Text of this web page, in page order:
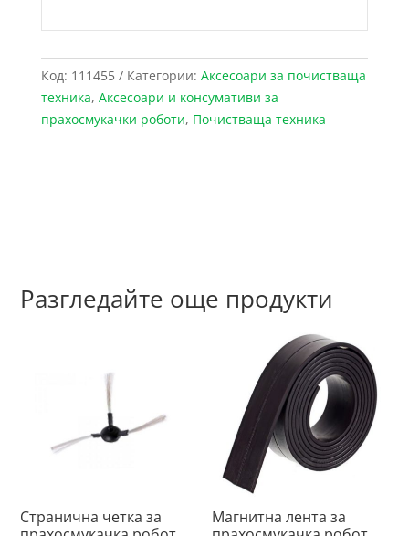
1C
Код: 111455 Категории: Аксесоари за почистваща
техника, Аксесоари и консумативи за
прахосмукачки роботи, Почистваща техника
Разгледайте още продукти
Странична четка за
Магнитна лента за